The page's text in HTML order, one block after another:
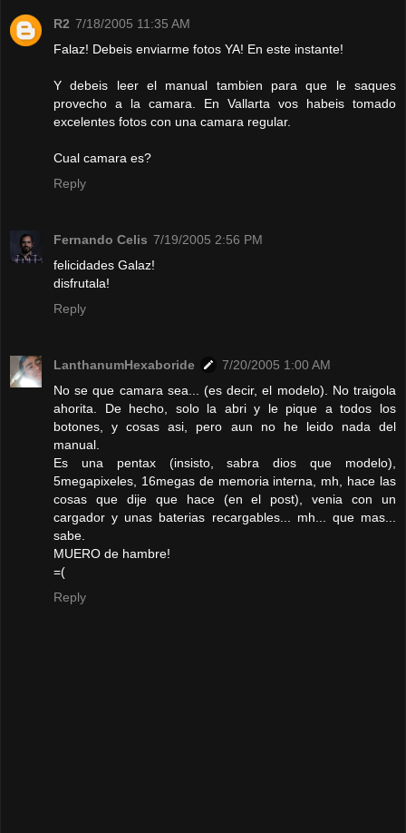
R2 7/18/2005 11:35 AM
Falaz! Debeis enviarme fotos YA! En este instante!
Y debeis leer el manual tambien para que le saques
provecho a la camara. En Vallarta vos habeis tomado
excelentes fotos con una camara regular.
Cual camara es?
Reply
Fernando Celis 7/19/2005 2:56 PM
felicidades Galaz!
disfrutala!
Reply
LanthanumHexaboride
7/20/2005 1:00 AM
No se que camara sea... (es decir, el modelo). No traigola
ahorita. De hecho, solo la abri y le pique a todos los
botones, y cosas asi, pero aun no he leido nada del
manual.
Es una pentax (insisto, sabra dios que modelo),
5megapixeles, 16megas de memoria interna, mh, hace las
cosas que dije que hace (en el post), venia con un
cargador y unas baterias recargables... mh... que mas...
sabe.
MUERO de hambre!
=(
Reply